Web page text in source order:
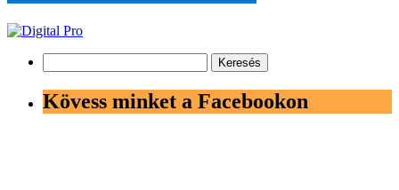
Kövess minket a Facebookon